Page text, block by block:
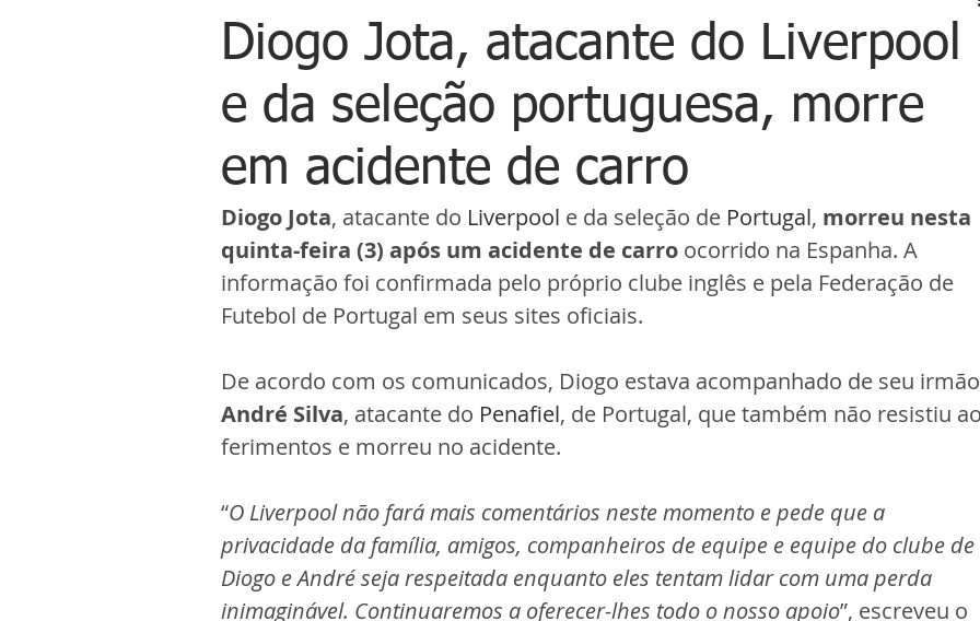
Diogo Jota, atacante do Liverpool
e da seleção portuguesa, morre
em acidente de carro
Diogo Jota, atacante do Liverpool e da seleção de Portugal, morreu nesta
quinta-feira (3) após um acidente de carro ocorrido na Espanha. A
informação foi confirmada pelo próprio clube inglês e pela Federação de
Futebol de Portugal em seus sites oficiais.
De acordo com os comunicados, Diogo estava acompanhado de seu
André Silva, atacante do Penafiel, de Portugal, que também não resistiu
ferimentos e morreu no acidente.
“O Liverpool não fará mais comentários neste momento e pede que a
privacidade da família, amigos, companheiros de equipe e equipe do clube de
Diogo e André seja respeitada enquanto eles tentam lidar com uma perda
inimaginável. Continuaremos a oferecer-lhes todo o nosso apoio”, escreveu o